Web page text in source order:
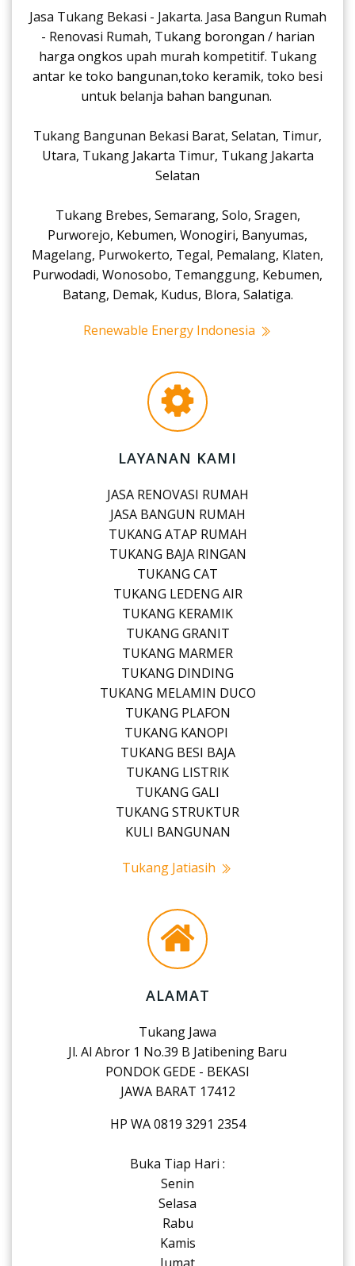
Jasa Tukang Bekasi - Jakarta. Jasa Bangun Rumah
- Renovasi Rumah, Tukang borongan / harian
harga ongkos upah murah kompetitif. Tukang
antar ke toko bangunan,toko keramik, toko besi
untuk belanja bahan bangunan.
Tukang Bangunan Bekasi Barat, Selatan, Timur,
Utara, Tukang Jakarta Timur, Tukang Jakarta
Selatan
Tukang Brebes, Semarang, Solo, Sragen,
Purworejo, Kebumen, Wonogiri, Banyumas,
Magelang, Purwokerto, Tegal, Pemalang, Klaten,
Purwodadi, Wonosobo, Temanggung, Kebumen,
Batang, Demak, Kudus, Blora, Salatiga.
Renewable Energy Indonesia
LAYANAN KAMI
JASA RENOVASI RUMAH
JASA BANGUN RUMAH
TUKANG ATAP RUMAH
TUKANG BAJA RINGAN
TUKANG CAT
TUKANG LEDENG AIR
TUKANG KERAMIK
TUKANG GRANIT
TUKANG MARMER
TUKANG DINDING
TUKANG MELAMIN DUCO
TUKANG PLAFON
TUKANG KANOPI
TUKANG BESI BAJA
TUKANG LISTRIK
TUKANG GALI
TUKANG STRUKTUR
KULI BANGUNAN
Tukang Jatiasih
ALAMAT
Tukang Jawa
Jl. Al Abror 1 No.39 B Jatibening Baru
PONDOK GEDE - BEKASI
JAWA BARAT 17412
HP WA 0819 3291 2354
Buka Tiap Hari :
Senin
Selasa
Rabu
Kamis
Jumat